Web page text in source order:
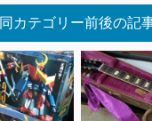
同カテゴリー前後の記